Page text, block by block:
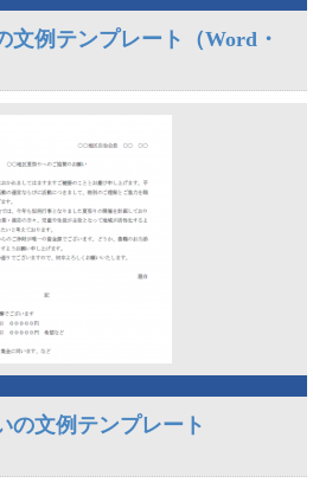
文例テンプレート（Word・
の文例テンプレート